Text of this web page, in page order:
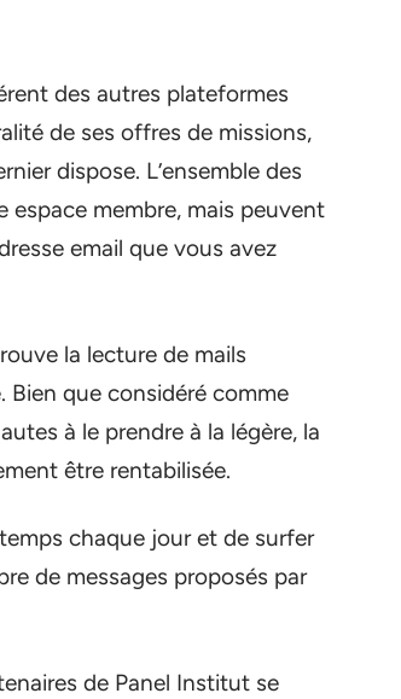
des autres plateformes
de ses offres de missions,
dispose. L’ensemble des
espace membre, mais peuvent
email que vous avez
la lecture de mails
Bien que considéré comme
à le prendre à la légère, la
être rentabilisée.
chaque jour et de surfer
de messages proposés par
de Panel Institut se